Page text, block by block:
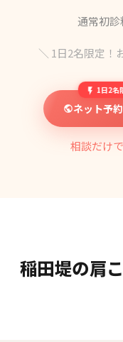
通常初
＼ 1日2名限定！
1日2名
ネット予
相談だけ
稲田堤の肩